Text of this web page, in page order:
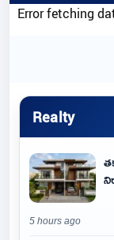
Error fetching
Realty
5 hours ago